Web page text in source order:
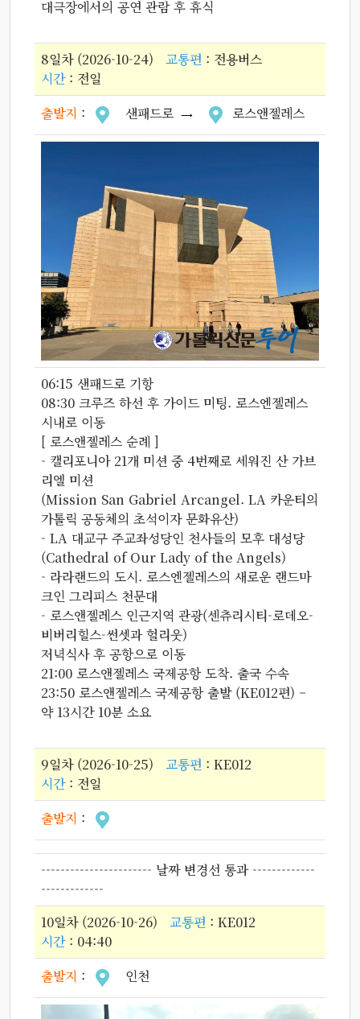
대극장에서의 공연 관람 후 휴식
8일차 (2026-10-24) 교통편 : 전용버스
시간: 전일
출발지 : 샌패드로 로스앤젤레스
06:15 샌패드로 기항
08:30 크루즈 하선 후 가이드 미팅. 로스엔젤레스
시내로 이동
[ 로스앤젤레스 순례 ]
- 캘리포니아 21개 미션 중 4번째로 세워진 산 가브
리엘 미션
(Mission San Gabriel Arcangel. LA 카운티의
가톨릭 공동체의 초석이자 문화유산)
- LA 대교구 주교좌성당인 천사들의 모후 대성당
(Cathedral of Our Lady of the Angels)
- 라라랜드의 도시. 로스엔젤레스의 새로운 랜드마
크인 그리피스 천문대
- 로스앤젤레스 인근지역 관광(센츄리시티-로데오-
비버리힐스-썬셋과 헐리웃)
저녁식사 후 공항으로 이동
21:00 로스앤젤레스 국제공항 도착. 출국 수속
23:50 로스앤젤레스 국제공항 출발 (KE012편) –
약 13시간 10분 소요
9일차 (2026-10-25) 교통편 : KE012
시간: 전일
출발지 :
----------------------- 날짜 변경선 통과 -------------
-------------
10일차 (2026-10-26) 교통편 : KE012
시간: 04:40
출발지 : 인천